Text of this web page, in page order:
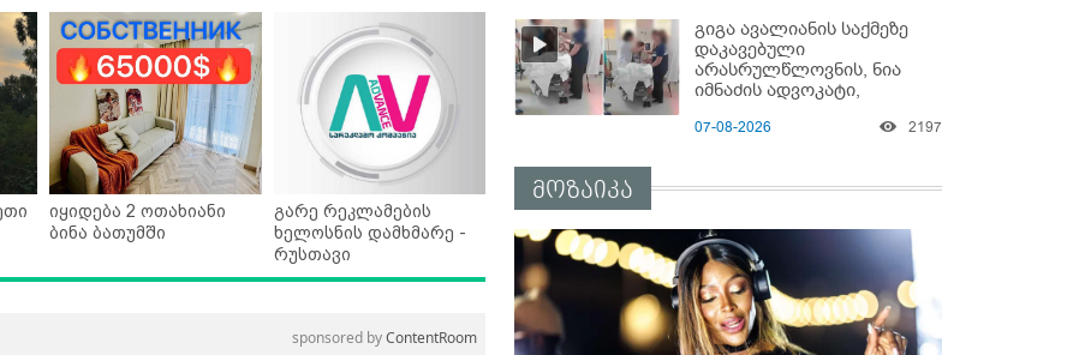
იყიდება 2 ოთახიანი
ბინა ბათუმში
გარე რეკლამების
ხელოსნის დამხმარე -
რუსთავი
sponsored byContentRoom
გიგა ავალიანის საქმეზე
დაკავებული
არასრულწლოვნის, ნია
იმნაძის ადვოკატი,
გადაღებულ კადრებს
07-08-2026 2197
მოზაიკა